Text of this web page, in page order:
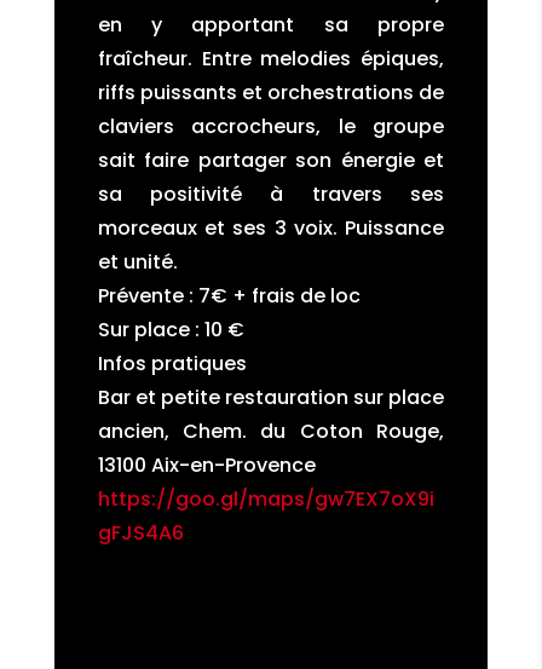
en y apportant sa propre
fraîcheur. Entre melodies épiques,
riffs puissants et orchestrations de
claviers accrocheurs, le groupe
sait faire partager son énergie et
sa positivité à travers ses
morceaux et ses 3 voix. Puissance
et unité.
Prévente : 7€ + frais de loc
Sur place : 10 €
Infos pratiques
Bar et petite restauration sur place
ancien, Chem. du Coton Rouge,
13100 Aix-en-Provence
https://goo.gl/maps/gw7EX7oX9i
gFJS4A6